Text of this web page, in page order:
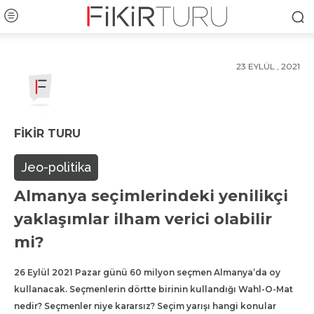
23 EYLÜL , 2021
FIKIR TURU
Jeo-politika
Almanya seçimlerindeki yenilikçi
yaklaşımlar ilham verici olabilir
mi?
26 Eylül 2021 Pazar günü 60 milyon seçmen Almanya’da oy
kullanacak. Seçmenlerin dörtte birinin kullandığı Wahl-O-Mat
nedir? Seçmenler niye kararsız? Seçim yarışı hangi konular